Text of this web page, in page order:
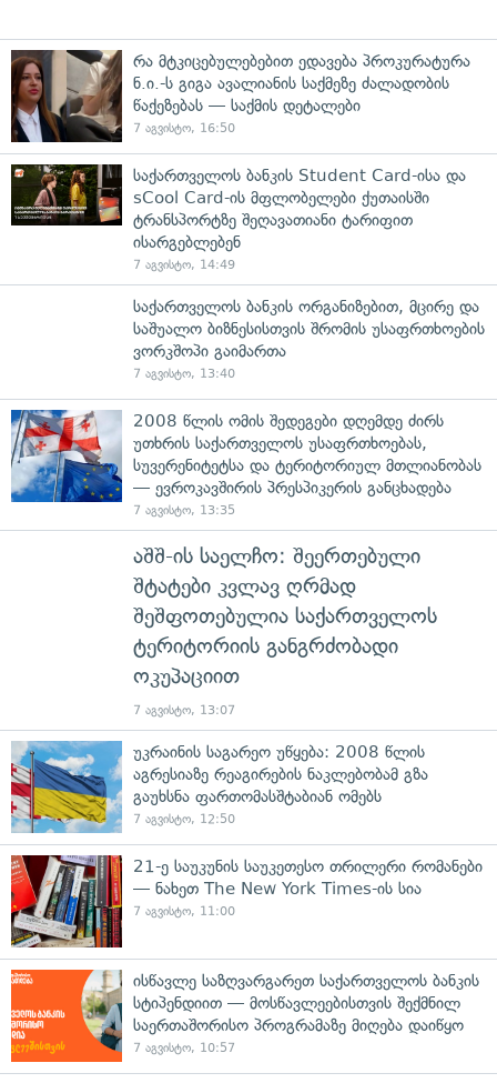
რა მტკიცებულებებით ედავება პროკურატურა
ნ.ი.-ს გიგა ავალიანის საქმეზე ძალადობის
წაქეზებას — საქმის დეტალები
7 აგვისტო, 16:50
საქართველოს ბანკის Student Card-ისა და
sCool Card-ის მფლობელები ქუთაისში
ტრანსპორტზე შეღავათიანი ტარიფით
ისარგებლებენ
7 აგვისტო, 14:49
საქართველოს ბანკის ორგანიზებით, მცირე და
საშუალო ბიზნესისთვის შრომის უსაფრთხოების
ვორკშოპი გაიმართა
7 აგვისტო, 13:40
2008 წლის ომის შედეგები დღემდე ძირს
უთხრის საქართველოს უსაფრთხოებას,
სუვერენიტეტსა და ტერიტორიულ მთლიანობას
— ევროკავშირის პრესპიკერის განცხადება
7 აგვისტო, 13:35
აშშ-ის საელჩო: შეერთებული
შტატები კვლავ ღრმად
შეშფოთებულია საქართველოს
ტერიტორიის განგრძობადი
ოკუპაციით
7 აგვისტო, 13:07
უკრაინის საგარეო უწყება: 2008 წლის
აგრესიაზე რეაგირების ნაკლებობამ გზა
გაუხსნა ფართომასშტაბიან ომებს
7 აგვისტო, 12:50
21-ე საუკუნის საუკეთესო თრილერი რომანები
— ნახეთ The New York Times-ის სია
7 აგვისტო, 11:00
ისწავლე საზღვარგარეთ საქართველოს ბანკის
სტიპენდიით — მოსწავლეებისთვის შექმნილ
საერთაშორისო პროგრამაზე მიღება დაიწყო
7 აგვისტო, 10:57